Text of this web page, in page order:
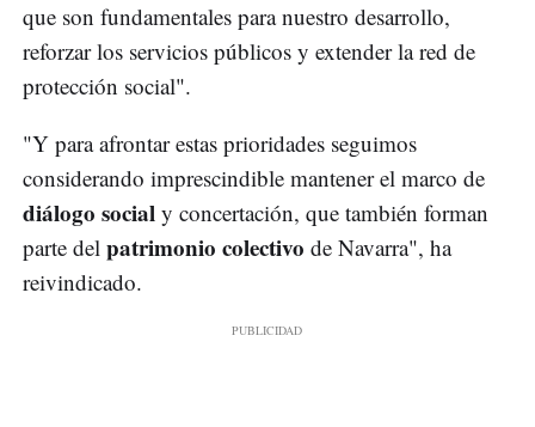
que son fundamentales para nuestro desarrollo,
reforzar los servicios públicos y extender la red de
protección social".
"Y para afrontar estas prioridades seguimos
considerando imprescindible mantener el marco de
diálogo social y concertación, que también forman
parte del patrimonio colectivo de Navarra", ha
reivindicado.